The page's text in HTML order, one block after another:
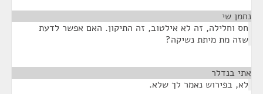
נחמן שי
חס וחלילה, זה לא אילטוב, זה התיקון. האם אפשר לדעת
שזה מת מיתת נשיקה?
אתי בנדלר
לא, בפירוש נאמר לך שלא.